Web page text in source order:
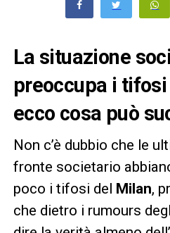
La situazione
preoccupa i
ecco cosa può
Non c’è dubbio che le
fronte societario
poco i tifosi del
Milan,
che dietro i rumours